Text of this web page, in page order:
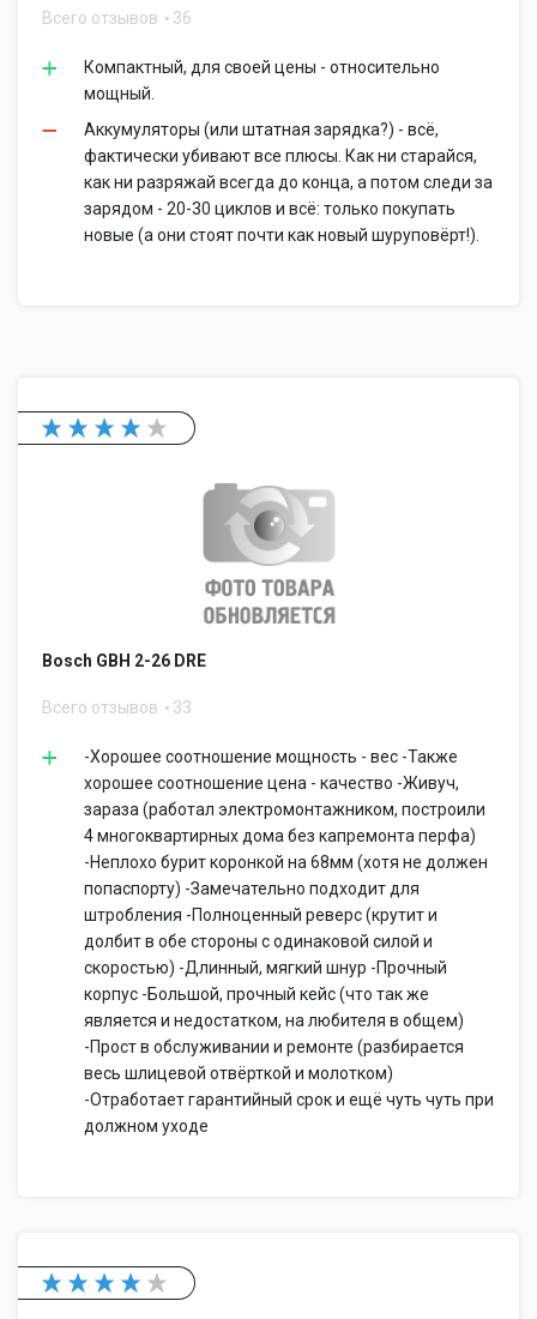
Всего отзывов 36
Компактный, для своей цены - относительно
мощный.
Аккумуляторы (или штатная зарядка?) - всё,
фактически убивают все плюсы. Как ни старайся,
как ни разряжай всегда до конца, а потом следи за
зарядом - 20-30 циклов и всё: только покупать
новые (а они стоят почти как новый шуруповёрт!).
Bosch GBH 2-26 DRE
Всего отзывов 33
-Хорошее соотношение мощность - вес -Также
хорошее соотношение цена - качество -Живуч,
зараза (работал электромонтажником, построили
4 многоквартирных дома без капремонта перфа)
-Неплохо бурит коронкой на 68мм (хотя не должен
попаспорту) -Замечательно подходит для
штробления -Полноценный реверс (крутит и
долбит в обе стороны с одинаковой силой и
скоростью) -Длинный, мягкий шнур -Прочный
корпус -Большой, прочный кейс (что так же
является и недостатком, на любителя в общем)
-Прост в обслуживании и ремонте (разбирается
весь шлицевой отвёрткой и молотком)
-Отработает гарантийный срок и ещё чуть чуть при
должном уходе